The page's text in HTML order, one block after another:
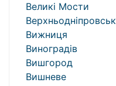
Великі Мости
Верхньодніпровськ
Вижниця
Виноградів
Вишгород
Вишневе